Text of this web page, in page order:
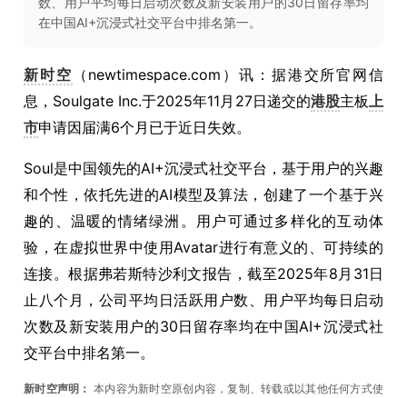
在中国AI+沉浸式社交平台中排名第一。
新时空 （newtimespace.com）讯：据港交所官网信
息，Soulgate Inc.于2025年11月27日递交的港股主板上
市申请因届满6个月已于近日失效。
Soul是中国领先的AI+沉浸式社交平台，基于用户的兴趣
和个性，依托先进的AI模型及算法，创建了一个基于兴
趣的、温暖的情绪绿洲。用户可通过多样化的互动体
验，在虚拟世界中使用Avatar进行有意义的、可持续的
连接。根据弗若斯特沙利文报告，截至2025年8月31日
止八个月，公司平均日活跃用户数、用户平均每日启动
次数及新安装用户的30日留存率均在中国AI+沉浸式社
交平台中排名第一。
新时空声明： 本内容为新时空原创内容，复制、转载或以其他任何方式使